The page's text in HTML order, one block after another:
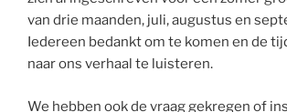
van drie maanden, juli, augustus en
Iedereen bedankt om te komen en de
naar ons verhaal te luisteren.
We hebben ook de vraag gekregen of